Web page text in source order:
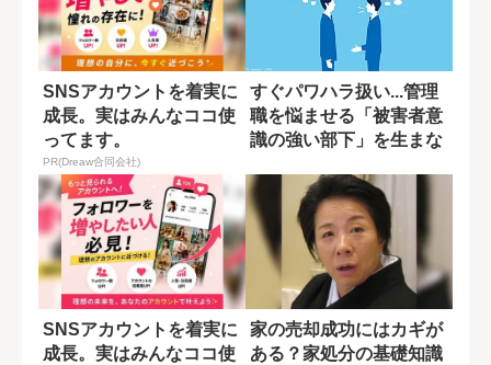
SNSアカウントを着実に
成長。実はみんなココ使
ってます。
PR(Dreaw合同会社)
すぐパワハラ扱い...管理
職を悩ませる「被害者意
識の強い部下」を生まな
SNSアカウントを着実に
成長。実はみんなココ使
家の売却成功にはカギが
ある？家処分の基礎知識